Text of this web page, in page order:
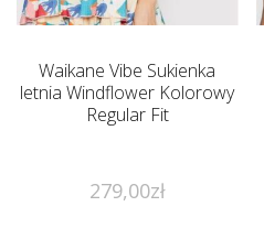
Waikane Vibe Sukienka
letnia Windflower Kolorowy
Regular Fit
279,00zł